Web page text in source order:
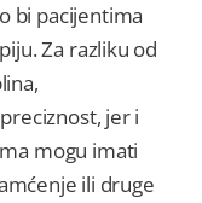
bi pacijentima
Za razliku od
jer i
mogu imati
ili druge